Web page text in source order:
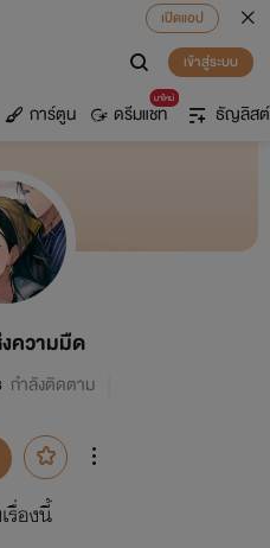
เปิดแอป
เข้าสู่ระบบ
การ์ตูน
มาใหม่
ดรีมแชท ธัญลิสต์
ความมืด
กำลังติดตาม
รื่องนี้